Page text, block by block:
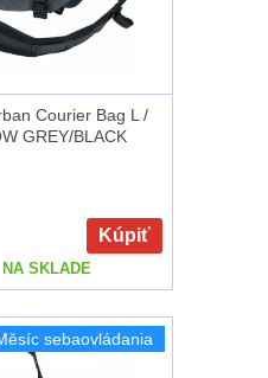
Courier Bag L /
GREY/BLACK
Kúpiť
NA SKLADE
sebaovládania